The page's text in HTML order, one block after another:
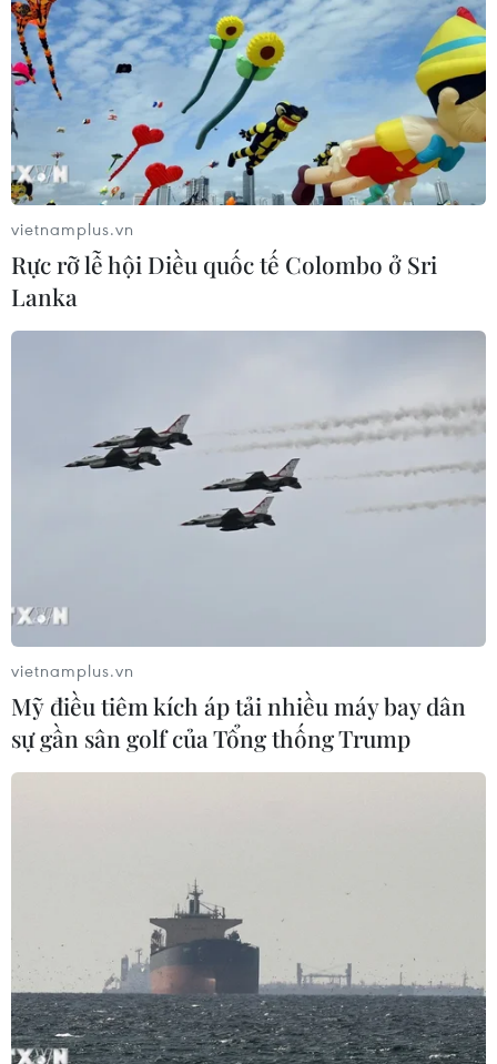
vietnamplus.vn
Rực rỡ lễ hội Diều quốc tế Colombo ở Sri
Lanka
vietnamplus.vn
Mỹ điều tiêm kích áp tải nhiều máy bay dân
sự gần sân golf của Tổng thống Trump